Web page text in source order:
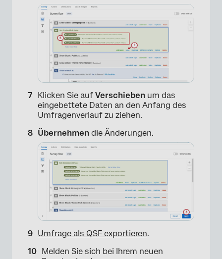
Klicken Sie auf Verschieben um das
eingebettete Daten an den Anfang des
Umfragenverlauf zu ziehen.
Übernehmen die Änderungen.
Umfrage als QSF exportieren.
Melden Sie sich bei Ihrem neuen